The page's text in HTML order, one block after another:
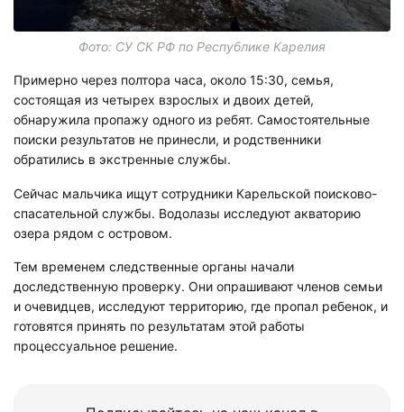
Фото: СУ СК РФ по Республике Карелия
Примерно через полтора часа, около 15:30, семья,
состоящая из четырех взрослых и двоих детей,
обнаружила пропажу одного из ребят. Самостоятельные
поиски результатов не принесли, и родственники
обратились в экстренные службы.
Сейчас мальчика ищут сотрудники Карельской поисково-
спасательной службы. Водолазы исследуют акваторию
озера рядом с островом.
Тем временем следственные органы начали
доследственную проверку. Они опрашивают членов семьи
и очевидцев, исследуют территорию, где пропал ребенок, и
готовятся принять по результатам этой работы
процессуальное решение.